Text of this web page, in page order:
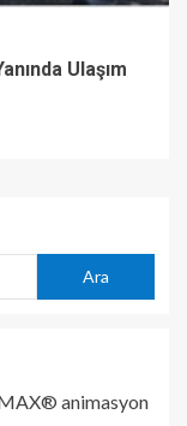
Ulaşım
Ara
animasyon